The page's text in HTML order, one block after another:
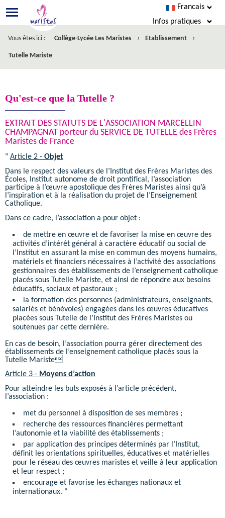
Francais
Infos pratiques
EcoleDirecte
Nous écrire
Inscription
Vous êtes ici : Collège-Lycée Les Maristes › Etablissement ›
Tutelle Mariste
Qu'est-ce que la Tutelle ?
EXTRAIT DES STATUTS DE L'ASSOCIATION MARCELLIN
CHAMPAGNAT porteur du SERVICE DE TUTELLE des Frères
Maristes de France
" Article 2 - Objet
Dans le respect des valeurs de l’Institut des Frères Maristes des
Écoles, Institut autonome de droit pontifical, l’association
participe à l’œuvre apostolique des Frères Maristes ainsi qu’à
l’inspiration et à la réalisation du projet de l’Enseignement
Catholique.
Dans ce cadre, l’association a pour objet :
de mettre en œuvre et de favoriser la mise en œuvre des
activités d’intérêt général à caractère éducatif ou social de
l’Institut en assurant la mise en commun des moyens humains,
matériels et financiers nécessaires à l’activité des associations
gestionnaires des établissements de l’enseignement catholique
placés sous Tutelle Mariste, et ainsi de répondre aux besoins
éducatifs, sociaux et pastoraux ;
la formation des personnes (administrateurs, enseignants,
salariés et bénévoles) engagées dans les œuvres éducatives
placées sous Tutelle de l’Institut des Frères Maristes ou
soutenues par cette dernière.
En cas de besoin, l’association pourra gérer directement des
établissements de l’enseignement catholique placés sous la
Tutelle Mariste
Article 3 - Moyens d’action
Pour atteindre les buts exposés à l’article précédent,
l’association :
met du personnel à disposition de ses membres ;
recherche des ressources financières permettant
l’autonomie et la viabilité des établissements ;
par application des principes déterminés par l’Institut,
définit les orientations spirituelles, éducatives et matérielles
pour le réseau des œuvres maristes et veille à leur application
et leur respect ;
encourage et favorise les échanges nationaux et
internationaux. "